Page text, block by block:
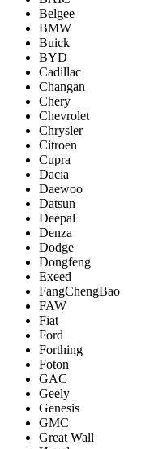
Belgee
BMW
Buick
BYD
Cadillac
Changan
Chery
Chevrolet
Chrysler
Citroen
Cupra
Dacia
Daewoo
Datsun
Deepal
Denza
Dodge
Dongfeng
Exeed
FangChengBao
FAW
Fiat
Ford
Forthing
Foton
GAC
Geely
Genesis
GMC
Great Wall